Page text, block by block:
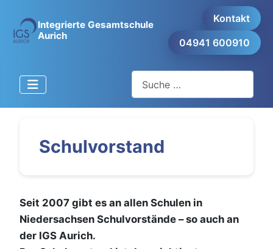
Integrierte Gesamtschule
Aurich
Kontakt
04941 600910
Schulvorstand
Seit 2007 gibt es an allen Schulen in
Niedersachsen Schulvorstände – so auch an
der IGS Aurich.